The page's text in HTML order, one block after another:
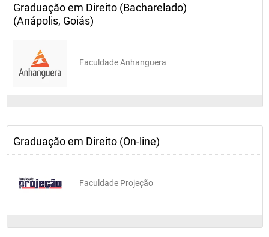
Direito Empresarial I
Direito das Sucessões
Direito Processual do Trabalho
Graduação em Direito (Bacharelado)
(Anápolis, Goiás)
Faculdade Anhanguera
Graduação em Direito (On-line)
Faculdade Projeção